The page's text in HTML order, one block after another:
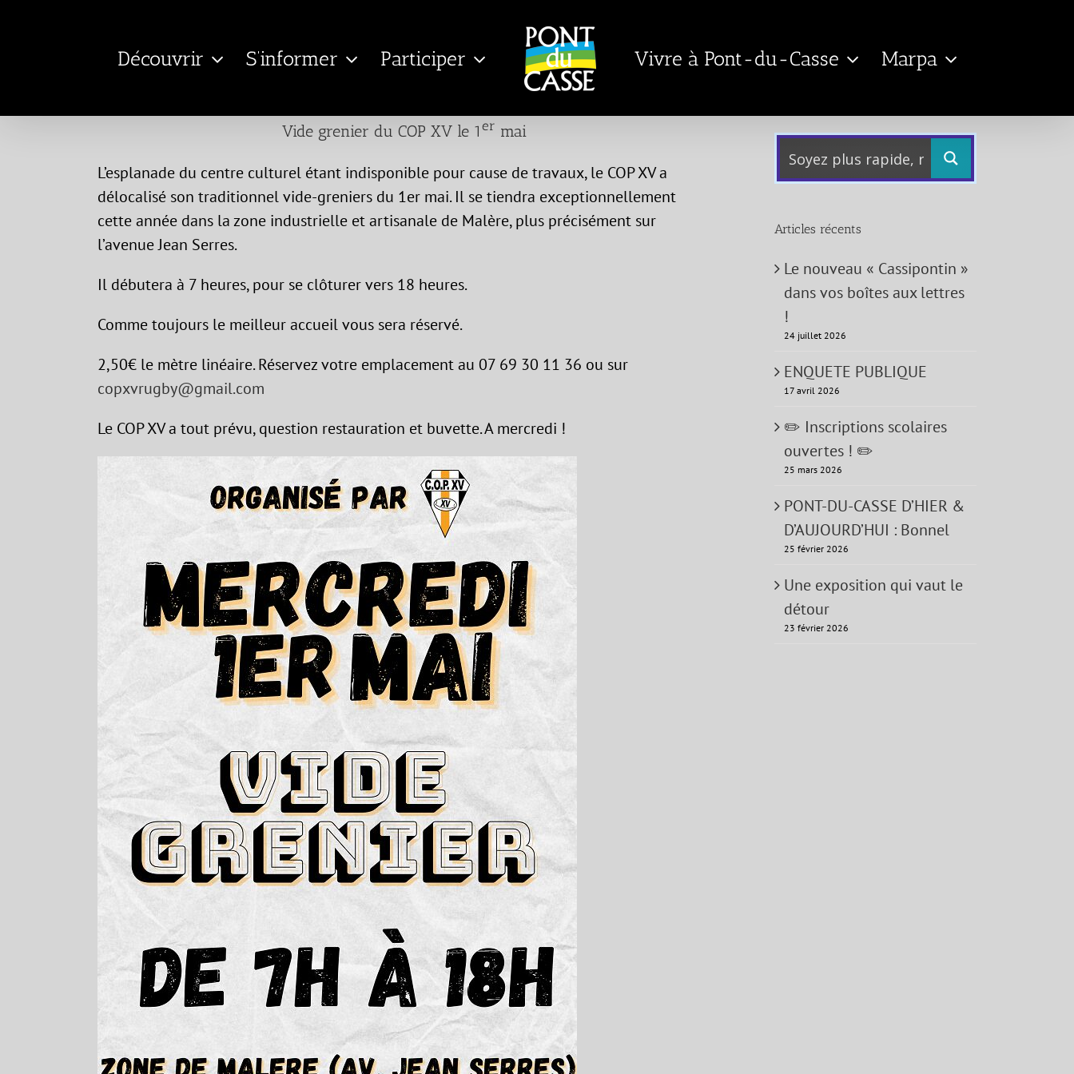
Découvrir S’informer Participer Vivre à Pont-du-Casse Marpa
Vide grenier du COP XV le 1 er mai
L’esplanade du centre culturel étant indisponible pour cause de travaux, le COP XV a
délocalisé son traditionnel vide-greniers du 1er mai. Il se tiendra exceptionnellement
cette année dans la zone industrielle et artisanale de Malère, plus précisément sur
l’avenue Jean Serres.
Il débutera à 7 heures, pour se clôturer vers 18 heures.
Comme toujours le meilleur accueil vous sera réservé.
2,50€ le mètre linéaire. Réservez votre emplacement au 07 69 30 11 36 ou sur
copxvrugby@gmail.com
Le COP XV a tout prévu, question restauration et buvette. A mercredi !
Articles récents
Le nouveau « Cassipontin »
dans vos boîtes aux lettres
!
24 juillet 2026
ENQUETE PUBLIQUE
17 avril 2026
✏️ Inscriptions scolaires
ouvertes ! ✏️
25 mars 2026
PONT-DU-CASSE D’HIER &
D’AUJOURD’HUI : Bonnel
25 février 2026
Une exposition qui vaut le
détour
23 février 2026